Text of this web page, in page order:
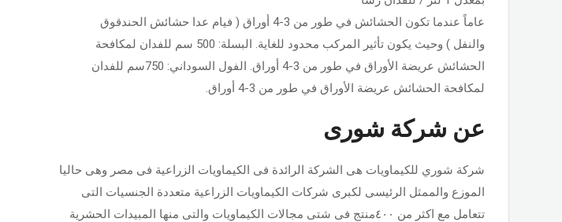
عاماً عندما تكون الحشائش في طور من 3-4 أوراق ( فيام عدا حشائش الحندقوق
والنفل ) وحيث يكون تأثير المركب محدود للغاية. البسلة: 500 سم للفدان لمكافحة
الحشائش عريضة الأوراق في طور من 3-4 أوراق. الفول السوداني: 750سم للفدان
لمكافحة الحشائش عريضة الأوراق في طور من 3-4 أوراق.
عن شركة شورى
شركة شوري للكيماويات هى الشركة الرائدة فى الكيماويات الزراعية فى مصر وهى حاليا
الموزع والممثل الرئيسى لكبرى شركات الكيماويات الزراعية متعددة الجنسيات التى
تتعامل مع اكثر من ٤٠٠منتج فى شتى مجالات الكيماويات والتى منها المبيدات الحشرية